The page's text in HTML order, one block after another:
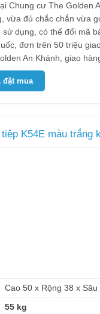
Chung cư The Golden
vừa đủ chắc chắn vừa
dụng, có thể đổi mã
đơn trên 50 triệu
An Khánh, giao
đặt mua
K54E màu trắng
Cao 50 x Rộng 38 x Sâu
55 kg